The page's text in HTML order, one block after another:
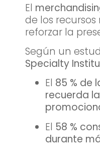
El
de los
reforzar la
Según un
Specialty
El 85 % de
recuerda
El 58 %
durante